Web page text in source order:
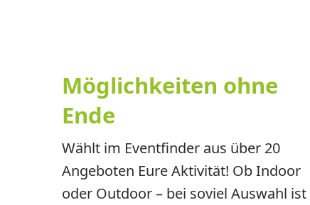
Möglichkeiten ohne
Ende
Wählt im Eventfinder aus über 20
Angeboten Eure Aktivität! Ob Indoor
oder Outdoor – bei soviel Auswahl ist